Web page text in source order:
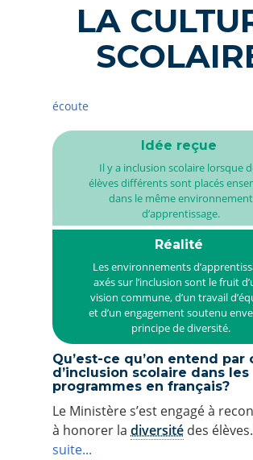
LA
écoute
Idée reçue
Il y a inclusion scolaire lorsque
élèves différents sont placés
dans le même environnement
d’apprentissage.
Réalité
Les environnements
axés sur l’inclusion sont le fruit
vision commune, d’un travail
et d’un engagement soutenu
principe de diversité.
Qu’est-ce qu’on entend par
d’inclusion scolaire dans les
programmes en français?
Le Ministère s’est engagé à
à honorer la diversité des élèves.
suite...